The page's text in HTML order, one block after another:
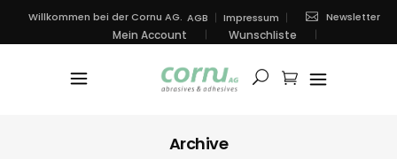
Willkommen bei der Cornu AG. AGB Impressum Newsletter
Mein Account Wunschliste
Archive